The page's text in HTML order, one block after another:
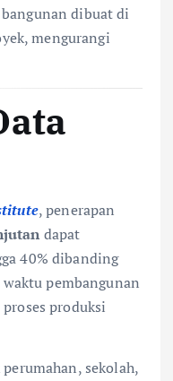
dibuat di
mengurangi
, penerapan
dapat
40% dibanding
pembangunan
produksi
sekolah,